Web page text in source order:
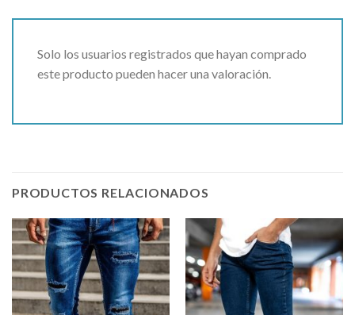
Solo los usuarios registrados que hayan comprado
este producto pueden hacer una valoración.
PRODUCTOS RELACIONADOS